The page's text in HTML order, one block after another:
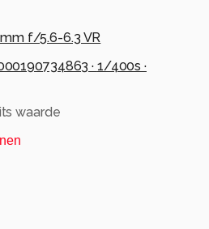
f/5.6-6.3 VR
· 1/400s ·
waarde